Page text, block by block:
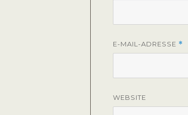
E-MAIL-ADRESSE *
WEBSITE